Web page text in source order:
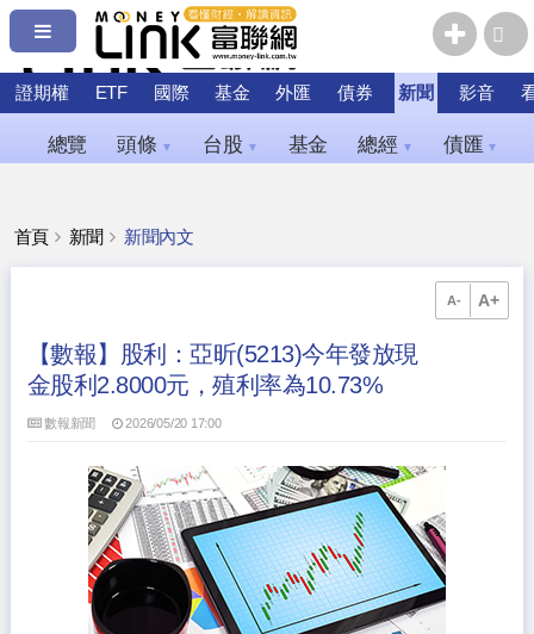
證期權 ETF 國際 基金 外匯 債券 新聞 影音
總覽 頭條 ▼ 台股 ▼ 基金 總經 ▼ 債匯 ▼
首頁 新聞 新聞內文
A- A+
【數報】股利：亞昕(5213)今年發放現
金股利2.8000元，殖利率為10.73%
數報新聞 2026/05/20 17:00